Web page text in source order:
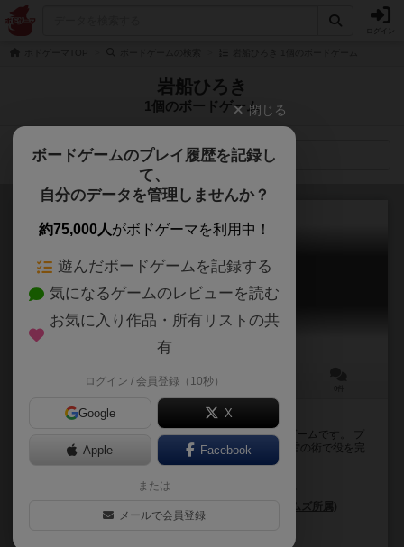
岩船ひろき
1個のボードゲーム
検索メニュー
雷轟-極Ver-
Raigou: Kiwami ver
15～40分
飾りたくなるクオリティ！やめられない面白さ！
『雷轟』は【忍者✖麻雀✖バトル】がテーマのボードゲームです。 プ
レイヤーは忍者となり、術を上手く使って役を作り、雷の術で役を完
成させ得点します。 世界観にこだわり、ヒノキ...
くろのす（Kurunosu）
岩元辰郎(ハレヤマゲームズ所属)
閉じる
ボードゲームのプレイ履歴を記録し
て、
自分のデータを管理しませんか？
約75,000人がボドゲーマを利用中！
遊んだボードゲームを記録する
気になるゲームのレビューを読む
お気に入り作品・所有リストの共
有
ログイン / 会員登録（10秒）
Google X
Apple Facebook
または
メールで会員登録